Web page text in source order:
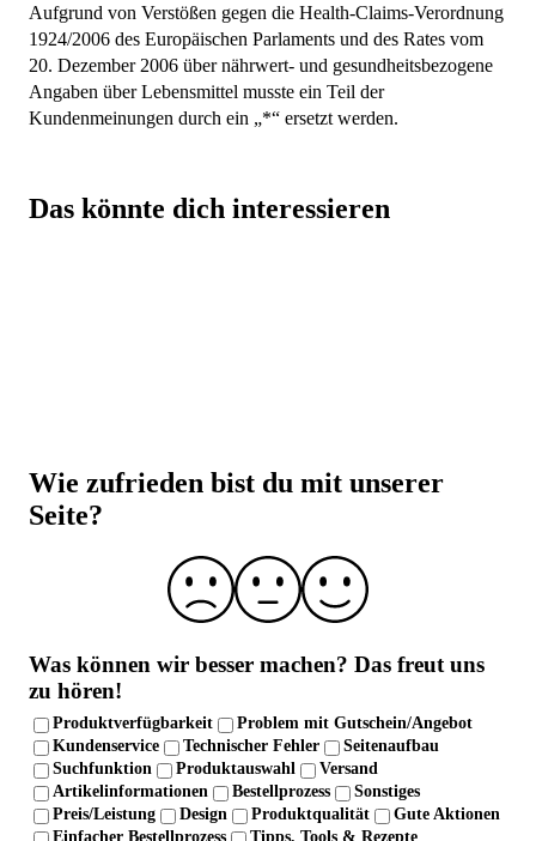
Aufgrund von Verstößen gegen die Health-Claims-Verordnung
1924/2006 des Europäischen Parlaments und des Rates vom
20. Dezember 2006 über nährwert- und gesundheitsbezogene
Angaben über Lebensmittel musste ein Teil der
Kundenmeinungen durch ein „*“ ersetzt werden.
Das könnte dich interessieren
AT)
Laborgeprüfte Qualität und strenge
Über 10 Jahre Erfahrung
Wie zufrieden bist du mit unserer
Seite?
Was können wir besser machen? Das freut uns
zu hören!
Produktverfügbarkeit
Problem mit Gutschein/Angebot
Kundenservice
Technischer Fehler
Seitenaufbau
Suchfunktion
Produktauswahl
Versand
Artikelinformationen
Bestellprozess
Sonstiges
Preis/Leistung
Design Produktqualität
Gute Aktionen
Einfacher Bestellprozess
Tipps, Tools & Rezepte